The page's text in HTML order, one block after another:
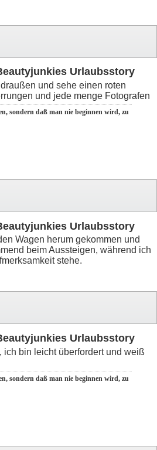
Urlaubsstory
und sehe einen roten
und jede menge Fotografen
sondern daß man nie beginnen wird, zu
Urlaubsstory
Wagen herum gekommen und
beim Aussteigen, während ich
stehe.
Urlaubsstory
ich bin leicht überfordert und weiß
sondern daß man nie beginnen wird, zu